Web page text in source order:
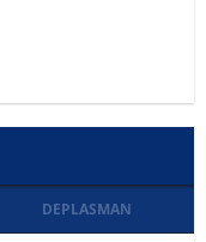
DEPLASMAN